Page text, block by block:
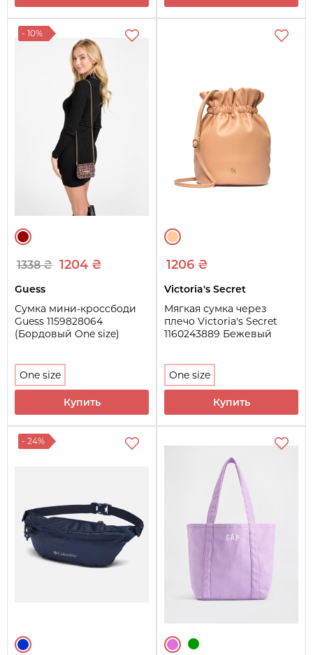
- 10%
1338 ₴ 1204 ₴
Guess
Сумка мини-кроссбоди
Guess 1159828064
(Бордовый One size)
One size
Купить
1206 ₴
Victoria's Secret
Мягкая сумка через
плечо Victoria's Secret
1160243889 Бежевый
One size
Купить
- 24%